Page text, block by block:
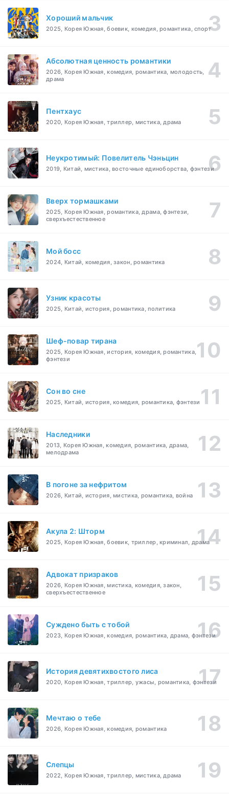
Хороший мальчик
2025, Корея Южная, боевик, комедия, романтика, спорт
Абсолютная ценность романтики
2026, Корея Южная, комедия, романтика, молодость,
драма
Пентхаус
2020, Корея Южная, триллер, мистика, драма
Неукротимый: Повелитель Чэньцин
2019, Китай, мистика, восточные единоборства, фэнтези
Вверх тормашками
2025, Корея Южная, романтика, драма, фэнтези,
сверхъестественное
Мой босс
2024, Китай, комедия, закон, романтика
Узник красоты
2025, Китай, история, романтика, политика
Шеф-повар тирана
2025, Корея Южная, история, комедия, романтика,
фэнтези
Cон во сне
2025, Китай, история, комедия, романтика, фэнтези
Наследники
2013, Корея Южная, комедия, романтика, драма,
мелодрама
В погоне за нефритом
2026, Китай, история, мистика, романтика, война
Акула 2: Шторм
2025, Корея Южная, боевик, триллер, криминал, драма
Адвокат призраков
2026, Корея Южная, мистика, комедия, закон,
сверхъестественное
Суждено быть с тобой
2023, Корея Южная, комедия, романтика, драма, фэнтези
История девятихвостого лиса
2020, Корея Южная, триллер, ужасы, романтика, фэнтези
Мечтаю о тебе
2026, Корея Южная, комедия, романтика
Слепцы
2022, Корея Южная, триллер, мистика, драма